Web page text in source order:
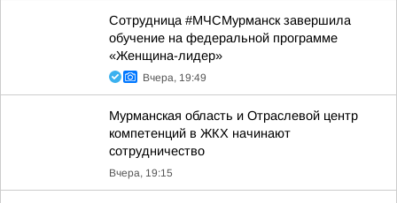
Сотрудница #МЧСМурманск завершила
обучение на федеральной программе
«Женщина-лидер»
Вчера, 19:49
Мурманская область и Отраслевой центр
компетенций в ЖКХ начинают
сотрудничество
Вчера, 19:15